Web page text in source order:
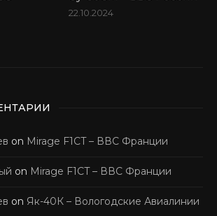
22.10.2024
on Mirage F1CT – ВВС Франции
on Mirage F1CT – ВВС Франции
on Як-40К – Вологодские Авиалинии